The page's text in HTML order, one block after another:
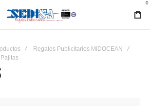
0
Regalos Publicitarios MIDOCEAN
Pajitas